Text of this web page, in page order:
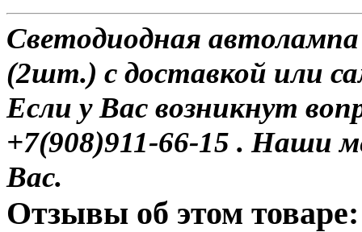
Светодиодная
(2шт.) с доставкой или
Если у Вас возникнут
+7(908)911-66-15 . Наши
Вас.
Отзывы об этом товаре: